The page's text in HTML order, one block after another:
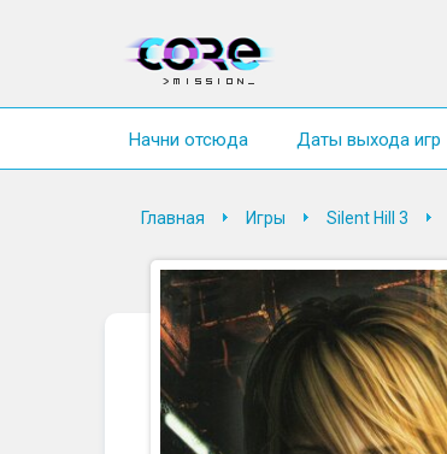
Начни отсюда Даты выхода игр
Главная Игры Silent Hill 3